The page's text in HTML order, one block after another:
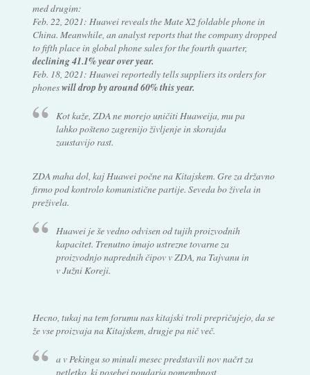
med drugim:
Feb. 22, 2021: Huawei reveals the Mate X2 foldable phone in
China. Meanwhile, an analyst reports that the company dropped
to fifth place in global phone sales for the fourth quarter,
declining 41.1% year over year.
Feb. 18, 2021: Huawei reportedly tells suppliers its orders for
phoneswill drop by around 60% this year.
Kot kaže, ZDA ne morejo uničiti Huaweija, mu pa
lahko pošteno zagrenijo življenje in skorajda
zaustavijo rast.
ZDA maha dol, kaj Huawei počne na Kitajskem. Gre za državno
firmo pod kontrolo komunistične partije. Seveda bo živela in
preživela.
Huawei je še vedno odvisen od tujih proizvodnih
kapacitet. Trenutno imajo ustrezne tovarne za
proizvodnjo naprednih čipov v ZDA, na Tajvanu in
v Južni Koreji.
Hecno, tukaj na tem forumu nas kitajski troli prepričujejo, da se
že vse proizvaja na Kitajskem, drugje pa nič več.
a v Pekingu so minuli mesec predstavili nov načrt za
petletko, ki posebej poudarja pomembnost